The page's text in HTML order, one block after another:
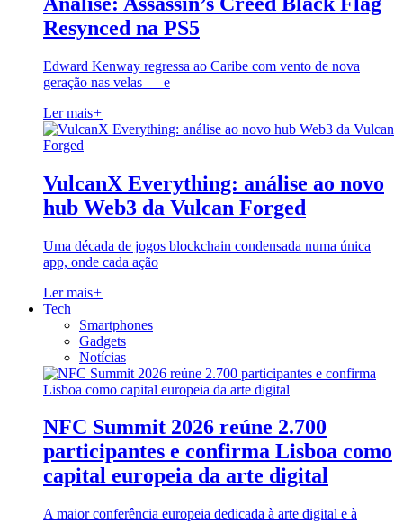
Resynced na PS5
Edward Kenway regressa ao Caribe com vento de nova
geração nas velas — e
Ler mais+
VulcanX Everything: análise ao novo
hub Web3 da Vulcan Forged
Uma década de jogos blockchain condensada numa única
app, onde cada ação
Ler mais+
Tech
Smartphones
Gadgets
Notícias
NFC Summit 2026 reúne 2.700
participantes e confirma Lisboa como
capital europeia da arte digital
A maior conferência europeia dedicada à arte digital e à